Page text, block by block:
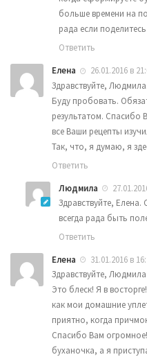
больше времени на
рада если
Ответить
Елена
26.01.2016 в
Здравствуйте,
Буду пробовать.
результатом. Спасибо
все Ваши рецепты
Так, что, я думаю, я
Ответить
Людмила
Здравствуйте,
всегда рада быть
Ответить
Елена
31.01.2016 в
Здравствуйте,
Это блеск! Я в
как мои домашние
приятно, когда
Спасибо Вам
буханочка, а я